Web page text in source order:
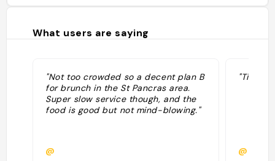
What users are saying
"Not too crowded so a decent plan B
for brunch in the St Pancras area.
Super slow service though, and the
food is good but not mind-blowing."
@
"Tip
@